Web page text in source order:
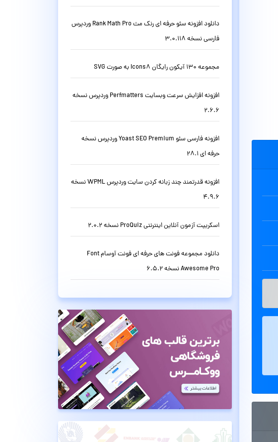
دانلود افزونه سئو حرفه ای رنک مث Rank Math Pro وردپرس
فارسی نسخه 3.0.118
مجموعه 130 آیکون رایگان Icons8 به صورت SVG
افزونه افزایش سرعت وبسایت Perfmatters وردپرس نسخه
2.6.6
افزونه فارسی سئو Yoast SEO Premium وردپرس نسخه
حرفه ای 28.1
افزونه قدرتمند چند زبانه کردن سایت وردپرس WPML نسخه
4.9.6
اسکریپت آزمون آنلاین اینترنتی ProQuiz نسخه 2.0.2
دانلود مجموعه فونت های حرفه ای فونت آوسام Font
Awesome Pro نسخه 6.5.2